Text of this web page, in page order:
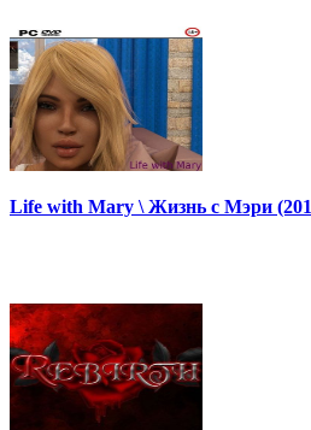
Life with Mary \ Жизнь с Мэри